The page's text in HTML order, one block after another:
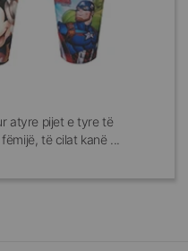
atyre pijet e tyre të
të cilat kanë ...